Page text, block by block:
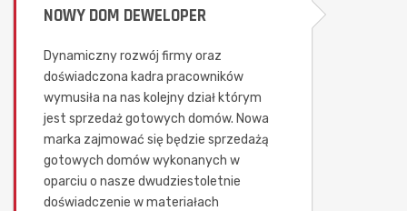
NOWY DOM DEWELOPER
Dynamiczny rozwój firmy oraz
doświadczona kadra pracowników
wymusiła na nas kolejny dział którym
jest sprzedaż gotowych domów. Nowa
marka zajmować się będzie sprzedażą
gotowych domów wykonanych w
oparciu o nasze dwudziestoletnie
doświadczenie w materiałach